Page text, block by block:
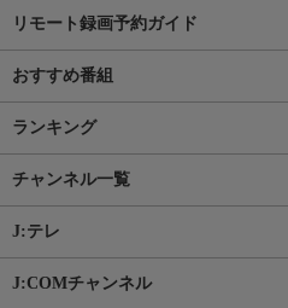
リモート録画予約ガイド
おすすめ番組
ランキング
チャンネル一覧
J:テレ
J:COMチャンネル